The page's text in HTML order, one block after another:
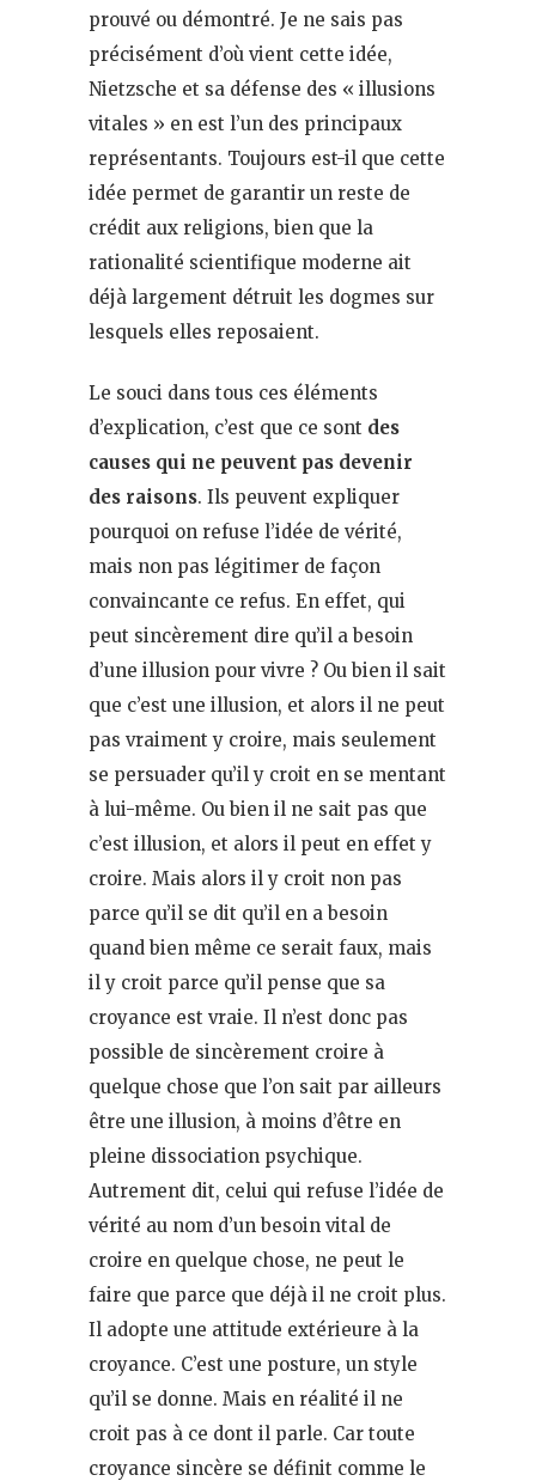
prouvé ou démontré. Je ne sais pas
précisément d’où vient cette idée,
Nietzsche et sa défense des « illusions
vitales » en est l’un des principaux
représentants. Toujours est-il que cette
idée permet de garantir un reste de
crédit aux religions, bien que la
rationalité scientifique moderne ait
déjà largement détruit les dogmes sur
lesquels elles reposaient.
Le souci dans tous ces éléments
d’explication, c’est que ce sont des
causes qui ne peuvent pas devenir
des raisons. Ils peuvent expliquer
pourquoi on refuse l’idée de vérité,
mais non pas légitimer de façon
convaincante ce refus. En effet, qui
peut sincèrement dire qu’il a besoin
d’une illusion pour vivre ? Ou bien il sait
que c’est une illusion, et alors il ne peut
pas vraiment y croire, mais seulement
se persuader qu’il y croit en se mentant
à lui-même. Ou bien il ne sait pas que
c’est illusion, et alors il peut en effet y
croire. Mais alors il y croit non pas
parce qu’il se dit qu’il en a besoin
quand bien même ce serait faux, mais
il y croit parce qu’il pense que sa
croyance est vraie. Il n’est donc pas
possible de sincèrement croire à
quelque chose que l’on sait par ailleurs
être une illusion, à moins d’être en
pleine dissociation psychique.
Autrement dit, celui qui refuse l’idée de
vérité au nom d’un besoin vital de
croire en quelque chose, ne peut le
faire que parce que déjà il ne croit plus.
Il adopte une attitude extérieure à la
croyance. C’est une posture, un style
qu’il se donne. Mais en réalité il ne
croit pas à ce dont il parle. Car toute
croyance sincère se définit comme le